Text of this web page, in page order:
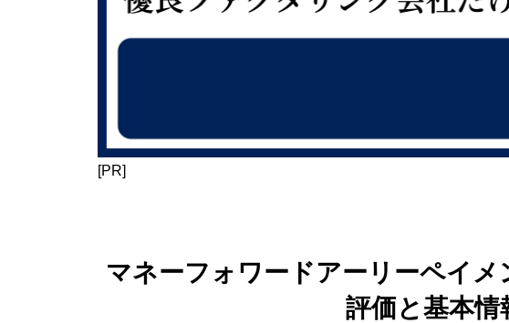
[PR]
マネーフォワードアーリーペイ
評価と基本情